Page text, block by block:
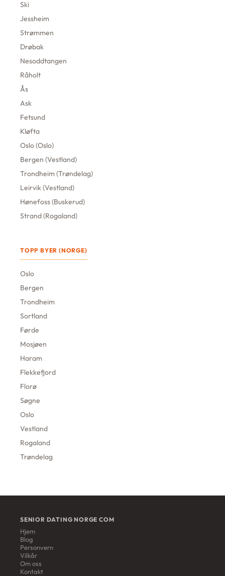
Ski
Jessheim
Strømmen
Drøbak
Nesoddtangen
Råholt
Ås
Ask
Fetsund
Kløfta
Oslo (Oslo)
Bergen (Vestland)
Trondheim (Trøndelag)
Leirvik (Vestland)
Hønefoss (Buskerud)
Strand (Rogaland)
TOPP BYER (NORGE)
Oslo
Bergen
Trondheim
Sortland
Førde
Mosjøen
Haram
Flekkefjord
Florø
Søgne
Oslo
Vestland
Rogaland
Trøndelag
SENIOR DATING NORGE COM
Hjem
Blog
Personvern
Vilkår
Om oss
Kontakt